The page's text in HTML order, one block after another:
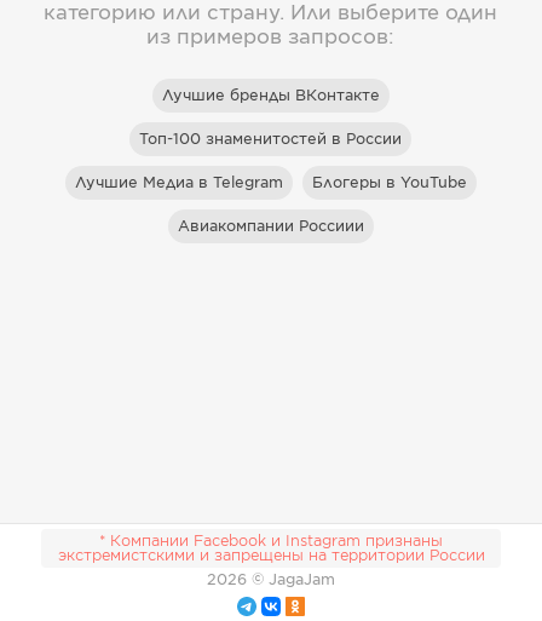
категорию или страну. Или выберите один
из примеров запросов:
Лучшие бренды ВКонтакте
Топ-100 знаменитостей в России
Лучшие Медиа в Telegram Блогеры в YouTube
Авиакомпании Россиии
* Компании Facebook и Instagram признаны
экстремистскими и запрещены на территории России
2026 © JagaJam